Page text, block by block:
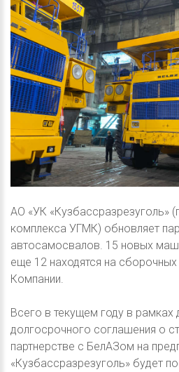
АО «УК «Кузбассразрезуголь»
комплекса УГМК) обновляет
автосамосвалов. 15 новых
еще 12 находятся на
Компании.
Всего в текущем году в рамках
долгосрочного соглашения о
партнерстве с БелАЗом на
«Кузбассразрезуголь» будет